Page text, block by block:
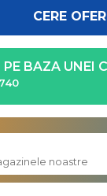
CERE
PE BAZA UNEI
noastre